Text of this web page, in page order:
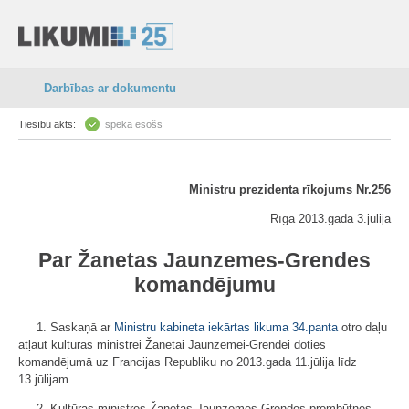
Darbības ar dokumentu
Tiesību akts: spēkā esošs
Ministru prezidenta rīkojums Nr.256
Rīgā 2013.gada 3.jūlijā
Par Žanetas Jaunzemes-Grendes
komandējumu
1. Saskaņā ar Ministru kabineta iekārtas likuma 34.pantaotro daļu
atļaut kultūras ministrei Žanetai Jaunzemei-Grendei doties
komandējumā uz Francijas Republiku no 2013.gada 11.jūlija līdz
13.jūlijam.